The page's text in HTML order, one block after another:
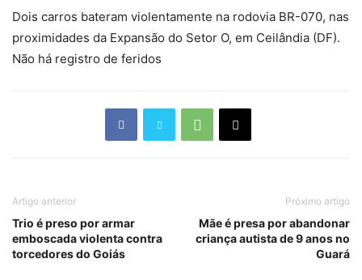
Dois carros bateram violentamente na rodovia BR-070, nas
proximidades da Expansão do Setor O, em Ceilândia (DF).
Não há registro de feridos
Artigo anterior
Trio é preso por armar
emboscada violenta contra
torcedores do Goiás
Próximo artigo
Mãe é presa por abandonar
criança autista de 9 anos no
Guará